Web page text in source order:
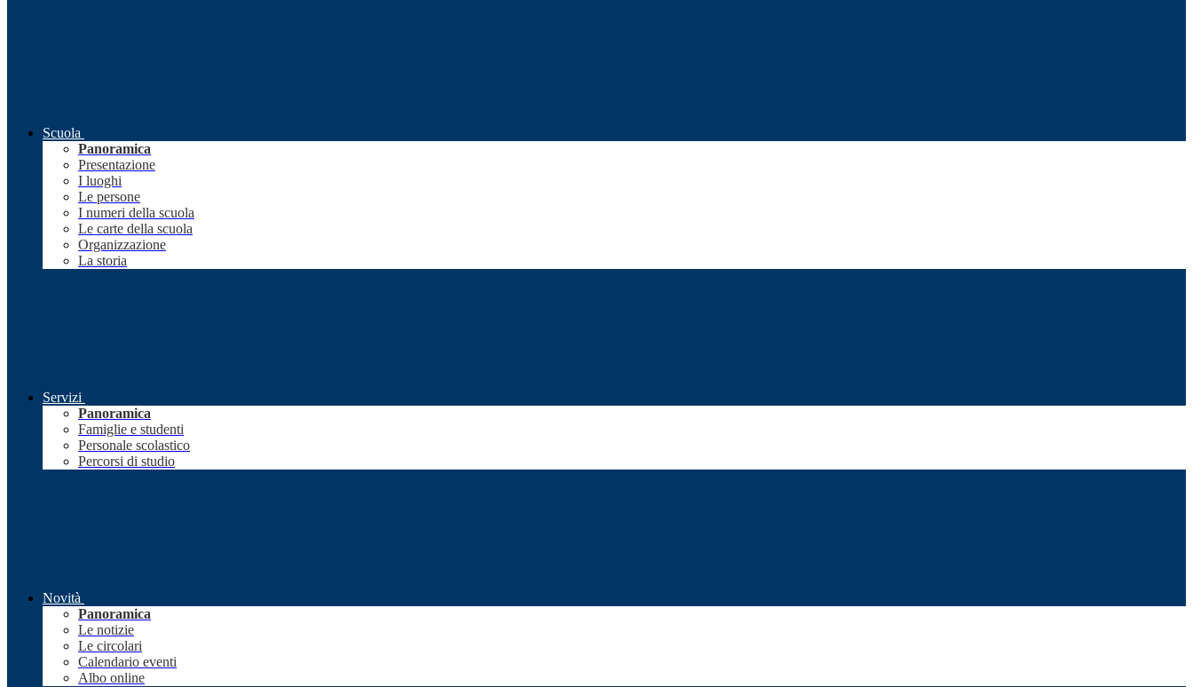
Scuola
Panoramica
Presentazione
I luoghi
Le persone
I numeri della scuola
Le carte della scuola
Organizzazione
La storia
Servizi
Panoramica
Famiglie e studenti
Personale scolastico
Percorsi di studio
Novità
Panoramica
Le notizie
Le circolari
Calendario eventi
Albo online